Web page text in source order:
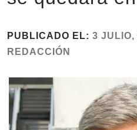
PUBLICADO EL: 3 JULIO,
REDACCIÓN